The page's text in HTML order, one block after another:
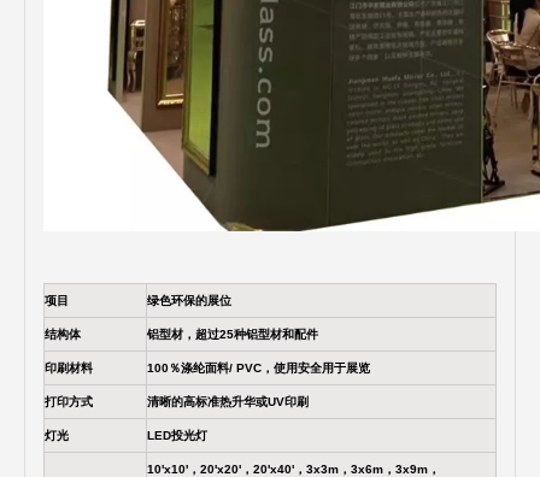
项目 绿色环保的展位
结构体 铝型材，超过25种铝型材和配件
印刷材料 100％涤纶面料/ PVC，使用安全用于展览
打印方式 清晰的高标准热升华或UV印刷
灯光 LED投光灯
10'x10'，20'x20'，20'x40'，3x3m，3x6m，3x9m，